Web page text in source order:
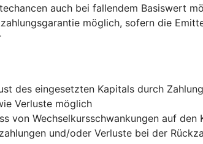
auch bei fallendem Basiswert
möglich, sofern die
des eingesetzten Kapitals durch
Verluste möglich
von Wechselkursschwankungen auf den
und/oder Verluste bei der